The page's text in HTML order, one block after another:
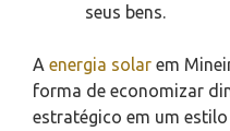
seus bens.
A energia solar em
forma de economizar
estratégico em um